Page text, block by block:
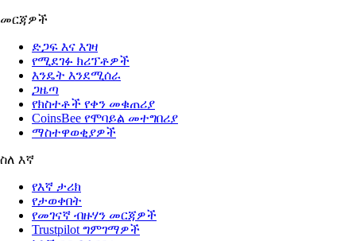
መርጃዎች
ድጋፍ እና እገዛ
የሚደገፉ ክሪፕቶዎች
እንዴት እንደሚሰራ
ጋዜጣ
የክስተቶች የቀን መቁጠሪያ
CoinsBee የሞባይል መተግበሪያ
ማስተዋወቂያዎች
ስለ እኛ
የእኛ ታሪክ
የታወቀበት
የመገናኛ ብዙሃን መርጃዎች
Trustpilot ግምገማዎች